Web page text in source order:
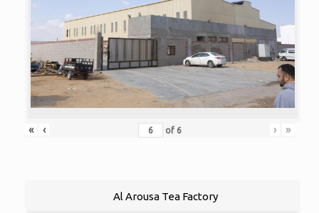
« ‹ of 6 › »
Al Arousa Tea Factory